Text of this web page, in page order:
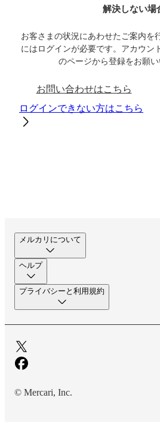
解決しない場
お客さまの状況にあわせたご案内を
にはログインが必要です。アカウン
のページから登録をお願い
お問い合わせはこちら
ログインできない方はこちら
メルカリについて
ヘルプ
プライバシーと利用規約
© Mercari, Inc.